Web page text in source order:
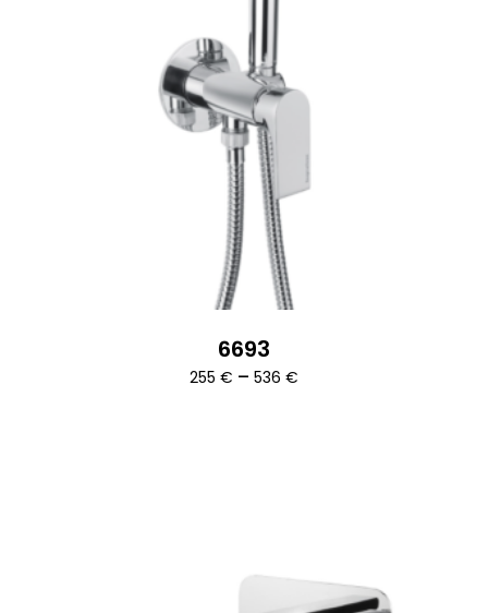
6693
255 € – 536 €Ártartomány: